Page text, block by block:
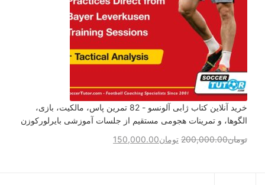
خرید آنلاین کتاب ژابی آلونسو - 82 تمرین پاس، مالکیت، بازی،
الگوها، و تمرینات هجومی مستقیم از جلسات آموزشی بایرلورکوزن
تومان200,000.00 تومان150,000.00